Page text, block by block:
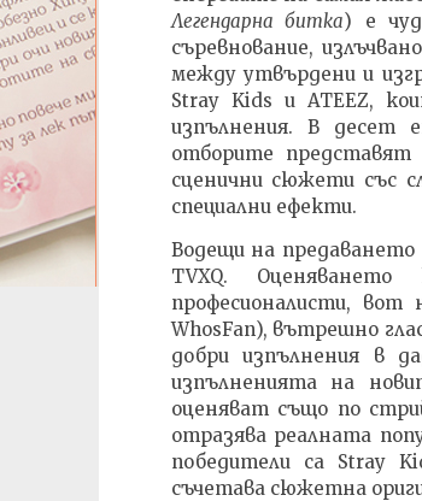
NOW VIEWING
ПЪТЯТ на Stray Kids в РЕАЛИТИ
ФОРМАТА Kingdom: Legendary
War
04.03.2026
admin
Легендарна битка) е
съревнование,
между утвърдени и
Stray Kids и ATEEZ,
изпълнения. В десет
отборите представят
сценични сюжети със
специални ефекти.
Водещи на
TVXQ.
професионалисти, вот
WhosFan), вътрешно
добри изпълнения в
изпълненията на
оценяват също по
отразява реалната
победители са Stray
съчетава сюжетна